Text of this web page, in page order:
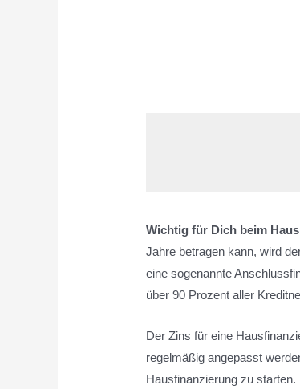
Wichtig für Dich beim
Jahre betragen kann, wird
eine sogenannte
über 90 Prozent aller
Der Zins für eine
regelmäßig angepasst
Hausfinanzierung zu starten.